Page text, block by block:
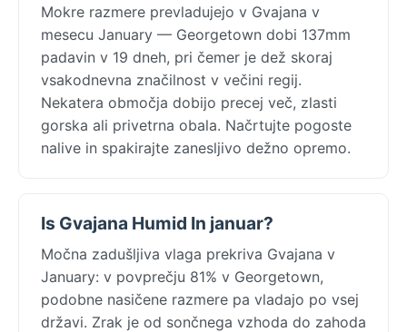
Mokre razmere prevladujejo v Gvajana v
mesecu January — Georgetown dobi 137mm
padavin v 19 dneh, pri čemer je dež skoraj
vsakodnevna značilnost v večini regij.
Nekatera območja dobijo precej več, zlasti
gorska ali privetrna obala. Načrtujte pogoste
nalive in spakirajte zanesljivo dežno opremo.
Is Gvajana Humid In januar?
Močna zadušljiva vlaga prekriva Gvajana v
January: v povprečju 81% v Georgetown,
podobne nasičene razmere pa vladajo po vsej
državi. Zrak je od sončnega vzhoda do zahoda